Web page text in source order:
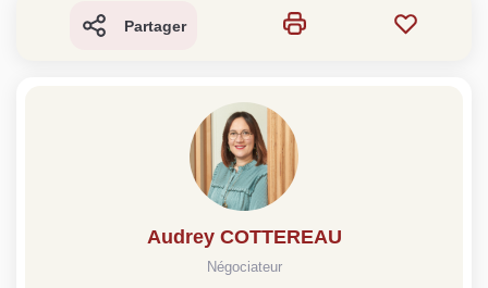
Partager
Audrey COTTEREAU
Négociateur